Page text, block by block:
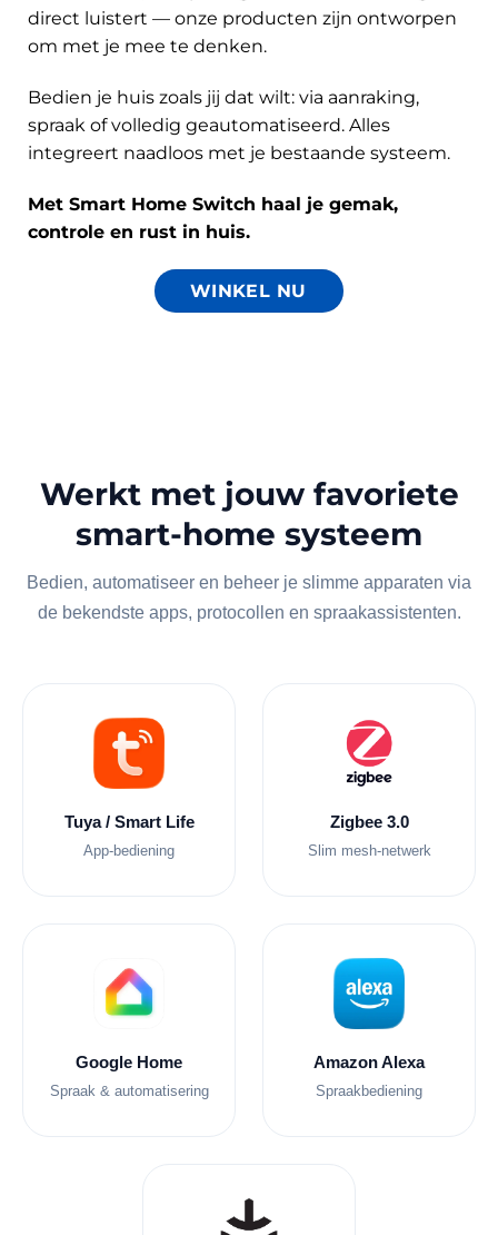
direct luistert — onze producten zijn ontworpen
om met je mee te denken.
Bedien je huis zoals jij dat wilt: via aanraking,
spraak of volledig geautomatiseerd. Alles
integreert naadloos met je bestaande systeem.
Met Smart Home Switch haal je gemak,
controle en rust in huis.
WINKEL NU
Werkt met jouw favoriete
smart-home systeem
Bedien, automatiseer en beheer je slimme apparaten via
de bekendste apps, protocollen en spraakassistenten.
Tuya / Smart Life
App-bediening
Zigbee 3.0
Slim mesh-netwerk
Google Home
Spraak & automatisering
Amazon Alexa
Spraakbediening